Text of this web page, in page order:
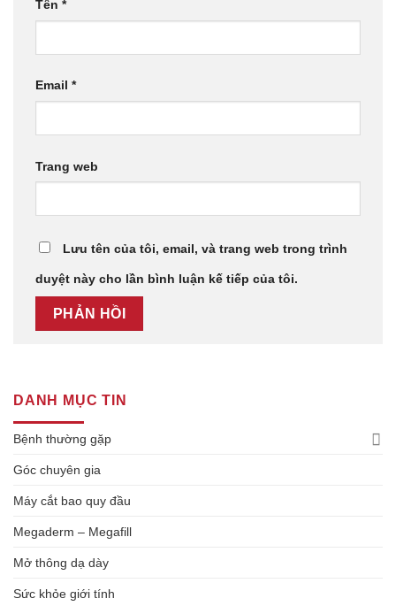
Tên *
Email *
Trang web
Lưu tên của tôi, email, và trang web trong trình
duyệt này cho lần bình luận kế tiếp của tôi.
DANH MỤC TIN
Bệnh thường gặp
Góc chuyên gia
Máy cắt bao quy đầu
Megaderm – Megafill
Mở thông dạ dày
Sức khỏe giới tính